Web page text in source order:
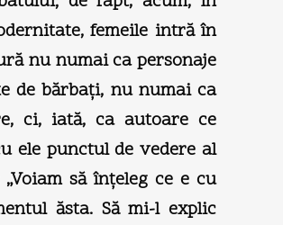
femeile intră în
nu numai ca personaje
de bărbaţi, nu numai ca
ci, iată, ca autoare ce
ele punctul de vedere al
să înţeleg ce e cu
ăsta. Să mi-l explic